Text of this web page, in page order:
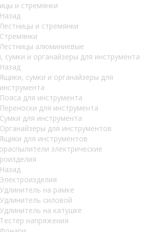
и стремянки
Назад
Лестницы и стремянки
Стремянки
Лестницы алюминиевые
сумки и органайзеры для инструмента
Назад
Ящики, сумки и органайзеры для
инструмента
Пояса для инструмента
Переноски для инструмента
Сумки для инструмента
Органайзеры для инструментов
Ящики для инструментов
электрические
Назад
Электроизделия
Удлинитель на рамке
Удлинитель силовой
Удлинитель на катушке
Тестер напряжения